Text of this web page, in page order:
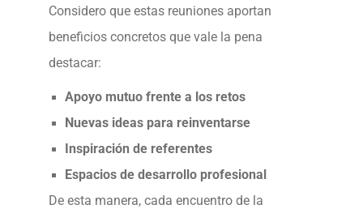
Considero que estas reuniones aportan
beneficios concretos que vale la pena
destacar:
Apoyo mutuo frente a los retos
Nuevas ideas para reinventarse
Inspiración de referentes
Espacios de desarrollo profesional
De esta manera, cada encuentro de la